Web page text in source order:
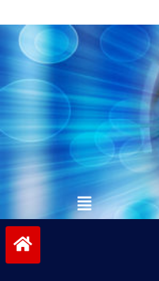
to
contentvinivida.lk